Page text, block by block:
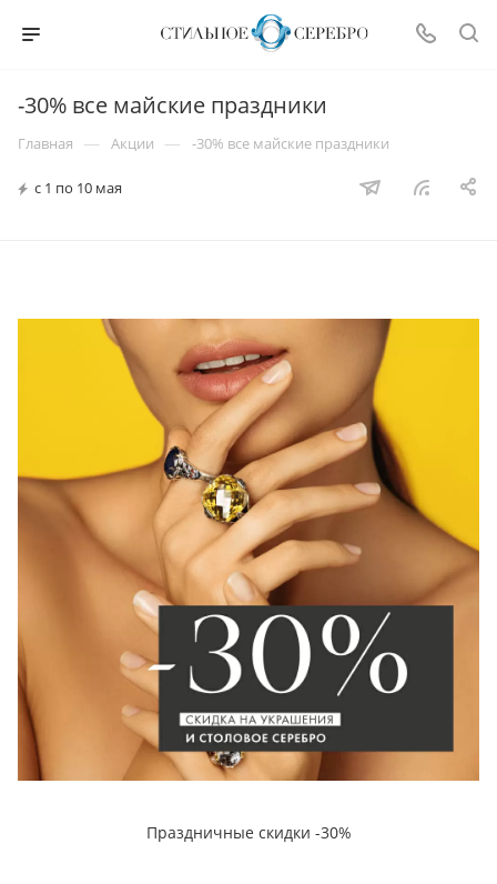
-30% все майские праздники
Главная — Акции — -30% все майские праздники
с 1 по 10 мая
Праздничные скидки -30%